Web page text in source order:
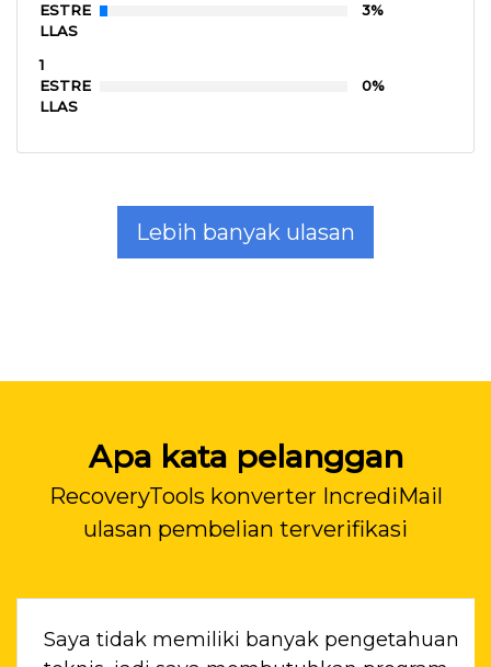
ESTRE
LLAS
3%
1
ESTRE
LLAS
0%
Lebih banyak ulasan
Apa kata pelanggan
RecoveryTools konverter IncrediMail
ulasan pembelian terverifikasi
Saya tidak memiliki banyak pengetahuan